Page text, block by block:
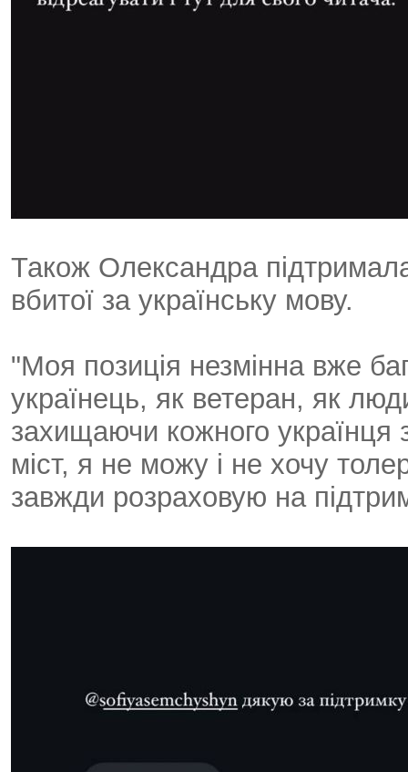
Також Олександра
вбитої за українську мову.
"Моя позиція незмінна вже
українець, як ветеран, як
захищаючи кожного українця
міст, я не можу і не хочу
завжди розраховую на